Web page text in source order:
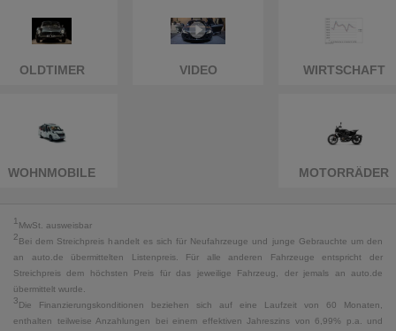
OLDTIMER VIDEO WIRTSCHAFT
WOHNMOBILE MOTORRÄDER
1MwSt. ausweisbar
2Bei dem Streichpreis handelt es sich für Neufahrzeuge und junge Gebrauchte um den
an auto.de übermittelten Listenpreis. Für alle anderen Fahrzeuge entspricht der
Streichpreis dem höchsten Preis für das jeweilige Fahrzeug, der jemals an auto.de
übermittelt wurde.
3Die Finanzierungskonditionen beziehen sich auf eine Laufzeit von 60 Monaten,
enthalten teilweise Anzahlungen bei einem effektiven Jahreszins von 6,99% p.a. und